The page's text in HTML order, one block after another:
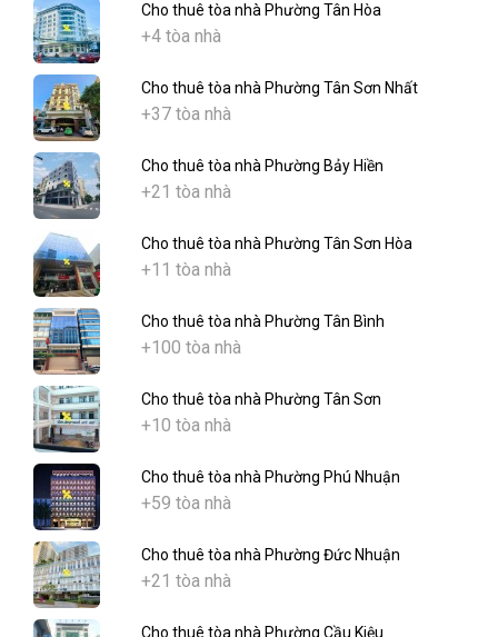
Cho thuê tòa nhà Phường Tân Hòa
+4 tòa nhà
Cho thuê tòa nhà Phường Tân Sơn Nhất
+37 tòa nhà
Cho thuê tòa nhà Phường Bảy Hiền
+21 tòa nhà
Cho thuê tòa nhà Phường Tân Sơn Hòa
+11 tòa nhà
Cho thuê tòa nhà Phường Tân Bình
+100 tòa nhà
Cho thuê tòa nhà Phường Tân Sơn
+10 tòa nhà
Cho thuê tòa nhà Phường Phú Nhuận
+59 tòa nhà
Cho thuê tòa nhà Phường Đức Nhuận
+21 tòa nhà
Cho thuê tòa nhà Phường Cầu Kiệu